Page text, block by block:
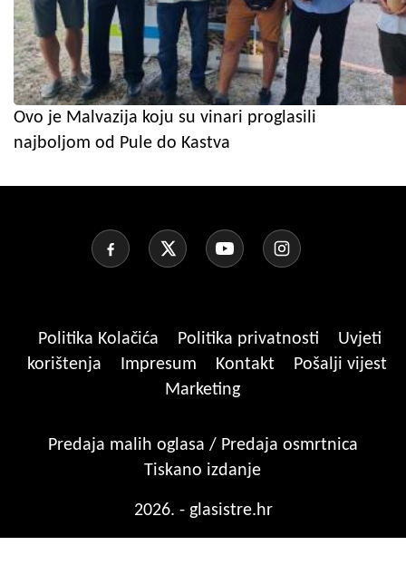
Ovo je Malvazija koju su vinari proglasili
najboljom od Pule do Kastva
Politika Kolačića Politika privatnosti
Uvjeti
korištenja
Impresum Kontakt
Pošalji vijest
Marketing
Predaja malih oglasa / Predaja osmrtnica
Tiskano izdanje
2026. - glasistre.hr